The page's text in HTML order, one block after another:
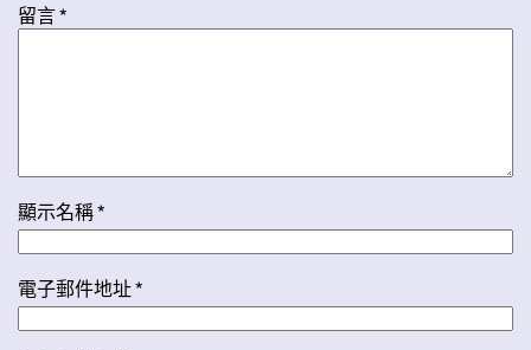
留言*
顯示名稱*
電子郵件地址*